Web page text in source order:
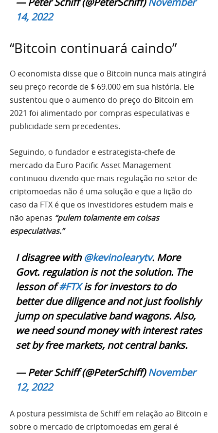
14, 2022
“Bitcoin continuará caindo”
O economista disse que o Bitcoin nunca mais atingirá
seu preço recorde de $ 69.000 em sua história. Ele
sustentou que o aumento do preço do Bitcoin em
2021 foi alimentado por compras especulativas e
publicidade sem precedentes.
Seguindo, o fundador e estrategista-chefe de
mercado da Euro Pacific Asset Management
continuou dizendo que mais regulação no setor de
criptomoedas não é uma solução e que a lição do
caso da FTX é que os investidores estudem mais e
não apenas “pulem tolamente em coisas
especulativas.”
I disagree with@kevinolearytv. More
Govt. regulation is not the solution. The
lesson of#FTXis for investors to do
better due diligence and not just foolishly
jump on speculative band wagons. Also,
we need sound money with interest rates
set by free markets, not central banks.
— Peter Schiff (@PeterSchiff)November
12, 2022
A postura pessimista de Schiff em relação ao Bitcoin e
sobre o mercado de criptomoedas em geral é